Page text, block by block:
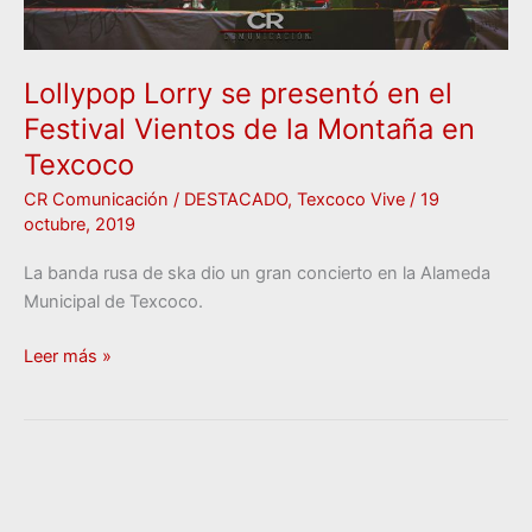
Lollypop Lorry se presentó en el
Festival Vientos de la Montaña en
Texcoco
CR Comunicación / DESTACADO, Texcoco Vive / 19
octubre, 2019
La banda rusa de ska dio un gran concierto en la Alameda
Municipal de Texcoco.
Montaña
en
Texcoco
Leer más »